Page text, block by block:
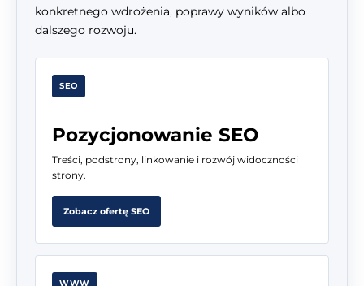
konkretnego wdrożenia, poprawy wyników albo
dalszego rozwoju.
SEO
Pozycjonowanie SEO
Treści, podstrony, linkowanie i rozwój widoczności
strony.
Zobacz ofertę SEO
WWW